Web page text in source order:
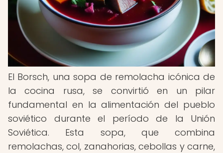
El Borsch, una sopa de remolacha icónica de
la cocina rusa, se convirtió en un pilar
fundamental en la alimentación del pueblo
soviético durante el período de la Unión
Soviética. Esta sopa, que combina
remolachas, col, zanahorias, cebollas y carne,